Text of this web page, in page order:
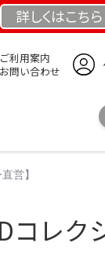
詳しくはこちら
ご利用案内
お問い合わせ
営】
コレ